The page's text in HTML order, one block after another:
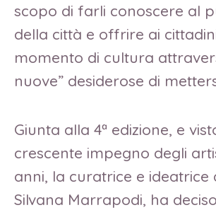
scopo di farli conoscere al
della città e offrire ai
momento di cultura
nuove” desiderose di
Giunta alla 4ª edizione, e
crescente impegno degli
anni, la curatrice e ideatrice
Silvana Marrapodi, ha